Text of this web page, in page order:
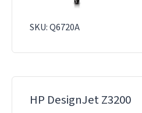
SKU: Q6720A
HP DesignJet Z3200